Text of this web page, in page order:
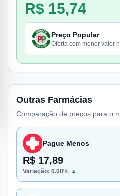
R$ 15,74
Preço Popular
Oferta com menor valor
Outras Farmácias
Comparação de preços para o
Pague Menos
R$ 17,89
Variação: 0.00% ▲